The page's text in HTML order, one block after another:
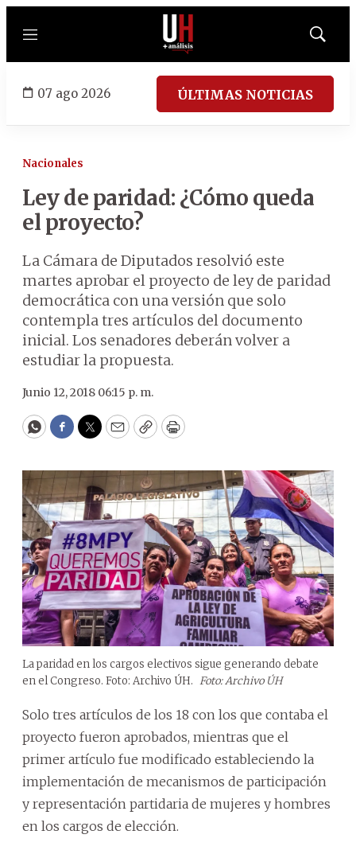
Menú
Mostrar
07 ago 2026 ÚLTIMAS NOTICIAS
Nacionales
Ley de paridad: ¿Cómo queda
el proyecto?
La Cámara de Diputados resolvió este
martes aprobar el proyecto de ley de paridad
democrática con una versión que solo
contempla tres artículos del documento
inicial. Los senadores deberán volver a
estudiar la propuesta.
Junio 12, 2018 06:15 p. m.
WhatsApp
Facebook
Twitter
EmailCopyPrint
La paridad en los cargos electivos sigue generando debate
en el Congreso. Foto: Archivo ÚH. Foto: Archivo ÚH
Solo tres artículos de los 18 con los que contaba el
proyecto fueron aprobados, mientras que el
primer artículo fue modificado estableciendo la
implementación de mecanismos de participación
y representación partidaria de mujeres y hombres
en los cargos de elección.